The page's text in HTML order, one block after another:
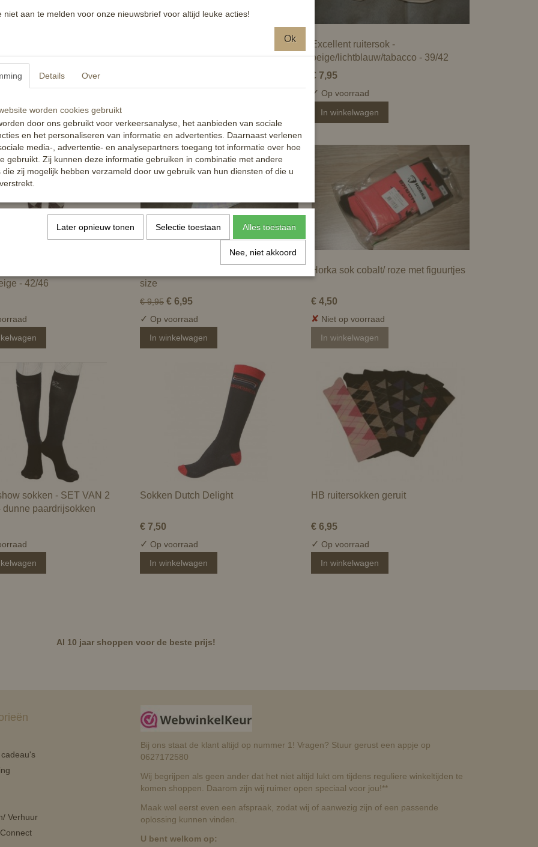
Excellent ruitersok -
beige/lichtblauw/tabacco - 39/42
€ 7,95
✓ Op voorraad
In winkelwagen
- 42/46
-30%
size
€ 9,95 € 6,95
✓ Op voorraad
In winkelwagen
Horka sok cobalt/ roze met figuurtjes
€ 4,50
✘ Niet op voorraad
In winkelwagen
sokken - SET VAN 2
dunne paardrijsokken
Sokken Dutch Delight
€ 7,50
✓ Op voorraad
In winkelwagen
HB ruitersokken geruit
€ 6,95
✓ Op voorraad
In winkelwagen
Al 10 jaar shoppen voor de beste prijs!
Verhuur
Bij ons staat de klant altijd op nummer 1! Vragen? Stuur gerust een appje op
0627172580
Wij begrijpen als geen ander dat het niet altijd lukt om tijdens reguliere winkeltijden te
komen shoppen. Daarom zijn wij ruimer open speciaal voor jou!**
Maak wel eerst even een afspraak, zodat wij of aanwezig zijn of een passende
oplossing kunnen vinden.
U bent welkom op:
niet aan te melden voor onze nieuwsbrief voor altijd leuke acties!
Ok
Details Over
worden cookies gebruikt
door ons gebruikt voor verkeersanalyse, het aanbieden van sociale
en het personaliseren van informatie en advertenties. Daarnaast verlenen
media-, advertentie- en analysepartners toegang tot informatie over hoe
gebruikt. Zij kunnen deze informatie gebruiken in combinatie met andere
die zij mogelijk hebben verzameld door uw gebruik van hun diensten of die u
Later opnieuw tonen Selectie toestaan Alles toestaan
Nee, niet akkoord